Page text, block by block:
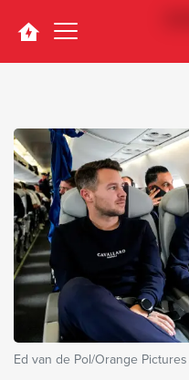
Navigation
Ed van de Pol/Orange Pictures